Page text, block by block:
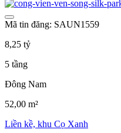
Mã tin đăng: SAUN1559
8,25 tỷ
5 tầng
Đông Nam
52,00 m²
Liền kề, khu Cọ Xanh